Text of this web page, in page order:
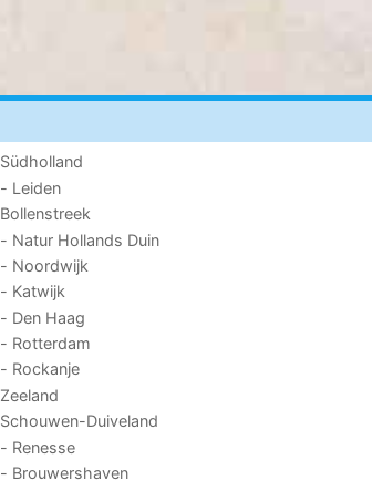
Südholland
- Leiden
Bollenstreek
- Natur Hollands Duin
- Noordwijk
- Katwijk
- Den Haag
- Rotterdam
- Rockanje
Zeeland
Schouwen-Duiveland
- Renesse
- Brouwershaven